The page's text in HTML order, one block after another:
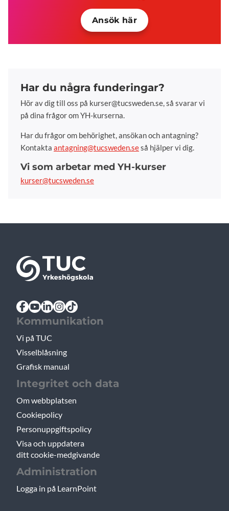
Ansök här
Har du några funderingar?
Hör av dig till oss på kurser@tucsweden.se, så svarar vi
på dina frågor om YH-kurserna.
Har du frågor om behörighet, ansökan och antagning?
Kontakta antagning@tucsweden.seså hjälper vi dig.
Vi som arbetar med YH-kurser
kurser@tucsweden.se
Kommunikation
Vi på TUC
Visselblåsning
Grafisk manual
Integritet och data
Om webbplatsen
Cookiepolicy
Personuppgiftspolicy
Visa och uppdatera
ditt cookie-medgivande
Administration
Logga in på LearnPoint